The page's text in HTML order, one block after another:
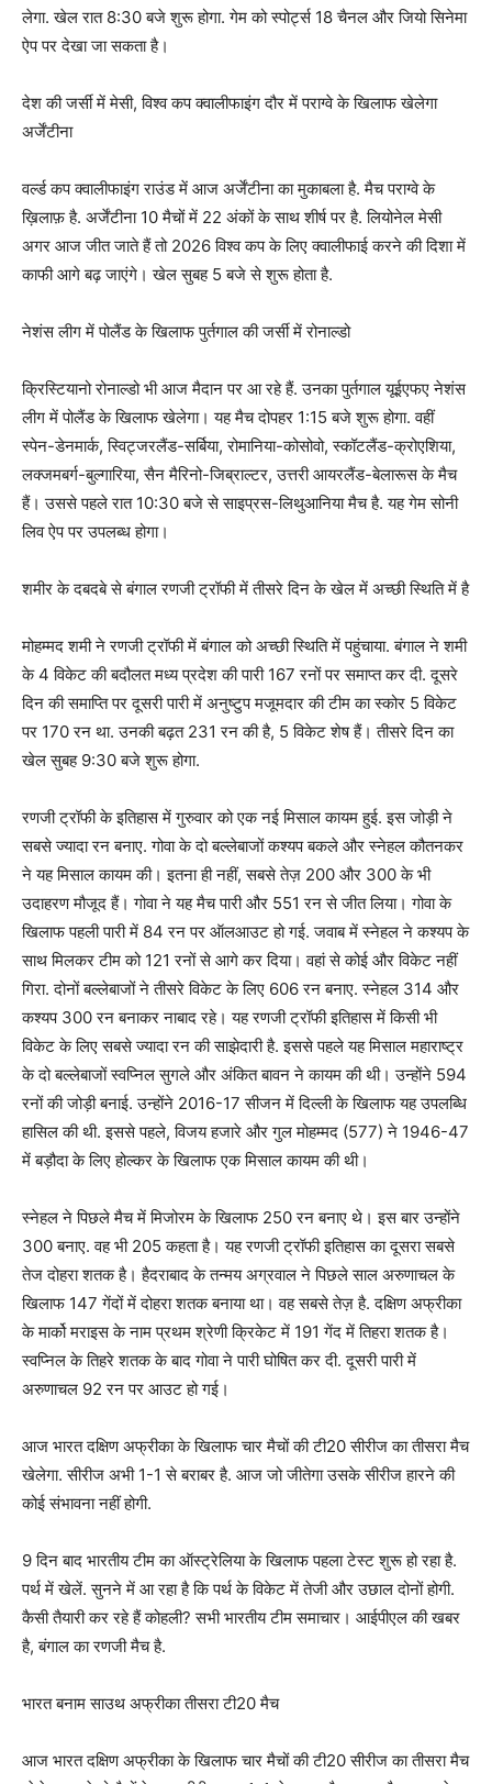
लेगा. खेल रात 8:30 बजे शुरू होगा. गेम को स्पोर्ट्स 18 चैनल और जियो सिनेमा
ऐप पर देखा जा सकता है।
देश की जर्सी में मेसी, विश्व कप क्वालीफाइंग दौर में पराग्वे के खिलाफ खेलेगा
अर्जेंटीना
वर्ल्ड कप क्वालीफाइंग राउंड में आज अर्जेंटीना का मुकाबला है. मैच पराग्वे के
ख़िलाफ़ है. अर्जेंटीना 10 मैचों में 22 अंकों के साथ शीर्ष पर है. लियोनेल मेसी
अगर आज जीत जाते हैं तो 2026 विश्व कप के लिए क्वालीफाई करने की दिशा में
काफी आगे बढ़ जाएंगे। खेल सुबह 5 बजे से शुरू होता है.
नेशंस लीग में पोलैंड के खिलाफ पुर्तगाल की जर्सी में रोनाल्डो
क्रिस्टियानो रोनाल्डो भी आज मैदान पर आ रहे हैं. उनका पुर्तगाल यूईएफए नेशंस
लीग में पोलैंड के खिलाफ खेलेगा। यह मैच दोपहर 1:15 बजे शुरू होगा. वहीं
स्पेन-डेनमार्क, स्विट्जरलैंड-सर्बिया, रोमानिया-कोसोवो, स्कॉटलैंड-क्रोएशिया,
लक्जमबर्ग-बुल्गारिया, सैन मैरिनो-जिब्राल्टर, उत्तरी आयरलैंड-बेलारूस के मैच
हैं। उससे पहले रात 10:30 बजे से साइप्रस-लिथुआनिया मैच है. यह गेम सोनी
लिव ऐप पर उपलब्ध होगा।
शमीर के दबदबे से बंगाल रणजी ट्रॉफी में तीसरे दिन के खेल में अच्छी स्थिति में है
मोहम्मद शमी ने रणजी ट्रॉफी में बंगाल को अच्छी स्थिति में पहुंचाया. बंगाल ने शमी
के 4 विकेट की बदौलत मध्य प्रदेश की पारी 167 रनों पर समाप्त कर दी. दूसरे
दिन की समाप्ति पर दूसरी पारी में अनुष्टुप मजूमदार की टीम का स्कोर 5 विकेट
पर 170 रन था. उनकी बढ़त 231 रन की है, 5 विकेट शेष हैं। तीसरे दिन का
खेल सुबह 9:30 बजे शुरू होगा.
रणजी ट्रॉफी के इतिहास में गुरुवार को एक नई मिसाल कायम हुई. इस जोड़ी ने
सबसे ज्यादा रन बनाए. गोवा के दो बल्लेबाजों कश्यप बकले और स्नेहल कौतनकर
ने यह मिसाल कायम की। इतना ही नहीं, सबसे तेज़ 200 और 300 के भी
उदाहरण मौजूद हैं। गोवा ने यह मैच पारी और 551 रन से जीत लिया। गोवा के
खिलाफ पहली पारी में 84 रन पर ऑलआउट हो गई. जवाब में स्नेहल ने कश्यप के
साथ मिलकर टीम को 121 रनों से आगे कर दिया। वहां से कोई और विकेट नहीं
गिरा. दोनों बल्लेबाजों ने तीसरे विकेट के लिए 606 रन बनाए. स्नेहल 314 और
कश्यप 300 रन बनाकर नाबाद रहे। यह रणजी ट्रॉफी इतिहास में किसी भी
विकेट के लिए सबसे ज्यादा रन की साझेदारी है. इससे पहले यह मिसाल महाराष्ट्र
के दो बल्लेबाजों स्वप्निल सुगले और अंकित बावन ने कायम की थी। उन्होंने 594
रनों की जोड़ी बनाई. उन्होंने 2016-17 सीजन में दिल्ली के खिलाफ यह उपलब्धि
हासिल की थी. इससे पहले, विजय हजारे और गुल मोहम्मद (577) ने 1946-47
में बड़ौदा के लिए होल्कर के खिलाफ एक मिसाल कायम की थी।
स्नेहल ने पिछले मैच में मिजोरम के खिलाफ 250 रन बनाए थे। इस बार उन्होंने
300 बनाए. वह भी 205 कहता है। यह रणजी ट्रॉफी इतिहास का दूसरा सबसे
तेज दोहरा शतक है। हैदराबाद के तन्मय अग्रवाल ने पिछले साल अरुणाचल के
खिलाफ 147 गेंदों में दोहरा शतक बनाया था। वह सबसे तेज़ है. दक्षिण अफ्रीका
के मार्को मराइस के नाम प्रथम श्रेणी क्रिकेट में 191 गेंद में तिहरा शतक है।
स्वप्निल के तिहरे शतक के बाद गोवा ने पारी घोषित कर दी. दूसरी पारी में
अरुणाचल 92 रन पर आउट हो गई।
आज भारत दक्षिण अफ्रीका के खिलाफ चार मैचों की टी20 सीरीज का तीसरा मैच
खेलेगा. सीरीज अभी 1-1 से बराबर है. आज जो जीतेगा उसके सीरीज हारने की
कोई संभावना नहीं होगी.
9 दिन बाद भारतीय टीम का ऑस्ट्रेलिया के खिलाफ पहला टेस्ट शुरू हो रहा है.
पर्थ में खेलें. सुनने में आ रहा है कि पर्थ के विकेट में तेजी और उछाल दोनों होगी.
कैसी तैयारी कर रहे हैं कोहली? सभी भारतीय टीम समाचार। आईपीएल की खबर
है, बंगाल का रणजी मैच है.
भारत बनाम साउथ अफ्रीका तीसरा टी20 मैच
आज भारत दक्षिण अफ्रीका के खिलाफ चार मैचों की टी20 सीरीज का तीसरा मैच